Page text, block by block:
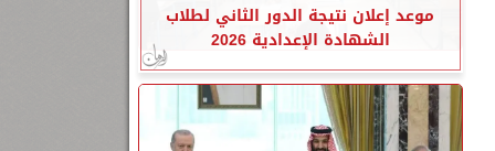
موعد إعلان نتيجة الدور الثاني لطلاب
الشهادة الإعدادية 2026